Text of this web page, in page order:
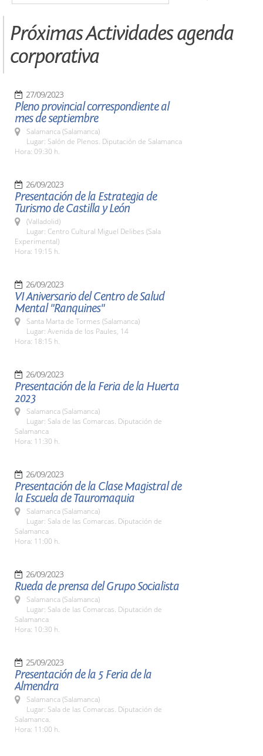
Próximas Actividades agenda
corporativa
27/09/2023
Pleno provincial correspondiente al
mes de septiembre
Salamanca (Salamanca)
Lugar: Salón de Plenos. Diputación de Salamanca
Hora: 09:30 h.
26/09/2023
Presentación de la Estrategia de
Turismo de Castilla y León
(Valladolid)
Lugar: Centro Cultural Miguel Delibes (Sala
Experimental)
Hora: 19:15 h.
26/09/2023
VI Aniversario del Centro de Salud
Mental "Ranquines"
Santa Marta de Tormes (Salamanca)
Lugar: Avenida de los Paules, 14
Hora: 18:15 h.
26/09/2023
Presentación de la Feria de la Huerta
2023
Salamanca (Salamanca)
Lugar: Sala de las Comarcas. Diputación de
Salamanca
Hora: 11:30 h.
26/09/2023
Presentación de la Clase Magistral de
la Escuela de Tauromaquia
Salamanca (Salamanca)
Lugar: Sala de las Comarcas. Diputación de
Salamanca
Hora: 11:00 h.
26/09/2023
Rueda de prensa del Grupo Socialista
Salamanca (Salamanca)
Lugar: Sala de las Comarcas. Diputación de
Salamanca
Hora: 10:30 h.
25/09/2023
Presentación de la 5 Feria de la
Almendra
Salamanca (Salamanca)
Lugar: Sala de las Comarcas. Diputación de
Salamanca.
Hora: 11:00 h.